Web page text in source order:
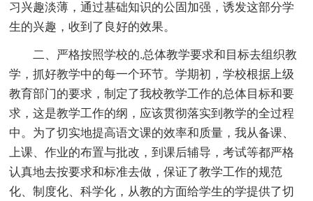
习兴趣淡薄，通过基础知识的公固加强，诱发这部分学
生的兴趣，收到了良好的效果。
二、严格按照学校的.总体教学要求和目标去组织教
学，抓好教学中的每一个环节。学期初，学校根据上级
教育部门的要求，制定了我校教学工作的总体目标和要
求，这是教学工作的纲，应该贯彻落实到教学的全过程
中。为了切实地提高语文课的效率和质量，我从备课、
上课、作业的布置与批改，到课后辅导，考试等都严格
认真地去按要求和标准去做，保证了教学工作的规范
化、制度化、科学化，从教的方面给学生的学提供了切